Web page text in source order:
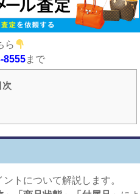
ら
8555まで
次
トについて解説します。